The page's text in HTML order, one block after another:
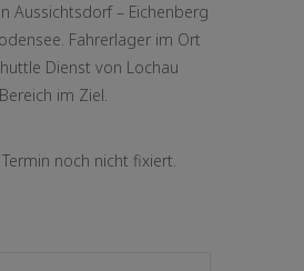
Aussichtsdorf – Eichenberg
Fahrerlager im Ort
Dienst von Lochau
im Ziel.
noch nicht fixiert.